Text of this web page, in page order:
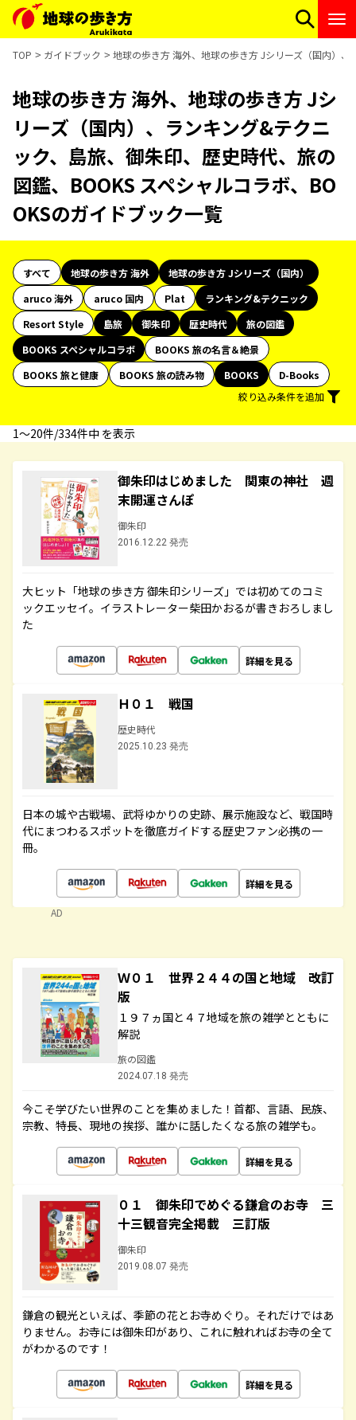
TOP ガイドブック 地球の歩き方 海外、地球の歩き方 Jシリーズ（国内）
地球の歩き方 海外、地球の歩き方 Jシ
リーズ（国内）、ランキング&テクニ
ック、島旅、御朱印、歴史時代、旅の
図鑑、BOOKS スペシャルコラボ、BO
OKSのガイドブック一覧
すべて 地球の歩き方 海外
地球の歩き方 Jシリーズ（国内）
aruco 海外
aruco 国内 Plat
ランキング&テクニック
Resort Style
島旅 御朱印 歴史時代
旅の図鑑
BOOKS スペシャルコラボ
BOOKS 旅の名言＆絶景
BOOKS 旅と健康
BOOKS 旅の読み物 BOOKS
D-Books
絞り込み条件を追加
1〜20件/334件中 を表示
御朱印はじめました 関東の神社 週
末開運さんぽ
御朱印
2016.12.22 発売
大ヒット「地球の歩き方 御朱印シリーズ」では初めてのコミ
ックエッセイ。イラストレーター柴田かおるが書きおろしまし
た
詳細を見る
Ｈ０１ 戦国
歴史時代
2025.10.23 発売
日本の城や古戦場、武将ゆかりの史跡、展示施設など、戦国時
代にまつわるスポットを徹底ガイドする歴史ファン必携の一
冊。
詳細を見る
AD
Ｗ０１ 世界２４４の国と地域 改訂
版
１９７ヵ国と４７地域を旅の雑学とともに
解説
旅の図鑑
2024.07.18 発売
今こそ学びたい世界のことを集めました！首都、言語、民族、
宗教、特長、現地の挨拶、誰かに話したくなる旅の雑学も。
詳細を見る
０１ 御朱印でめぐる鎌倉のお寺 三
十三観音完全掲載 三訂版
御朱印
2019.08.07 発売
鎌倉の観光といえば、季節の花とお寺めぐり。それだけではあ
りません。お寺には御朱印があり、これに触れればお寺の全て
がわかるのです！
詳細を見る